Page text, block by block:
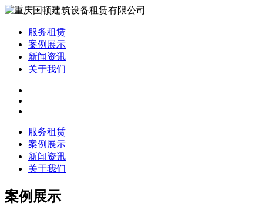
服务租赁
案例展示
新闻资讯
关于我们
服务租赁
案例展示
新闻资讯
关于我们
案例展示